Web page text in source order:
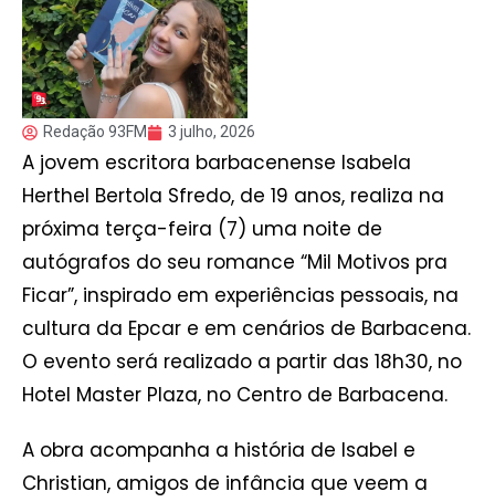
Redação 93FM 3 julho, 2026
A jovem escritora barbacenense Isabela
Herthel Bertola Sfredo, de 19 anos, realiza na
próxima terça-feira (7) uma noite de
autógrafos do seu romance “Mil Motivos pra
Ficar”, inspirado em experiências pessoais, na
cultura da Epcar e em cenários de Barbacena.
O evento será realizado a partir das 18h30, no
Hotel Master Plaza, no Centro de Barbacena.
A obra acompanha a história de Isabel e
Christian, amigos de infância que veem a